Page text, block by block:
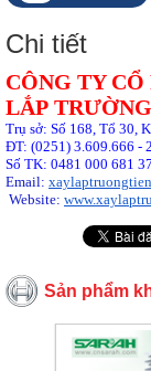
Chi tiết
CÔNG TY
LẮP
Trụ sở: Số 168, Tổ 30,
ĐT: (0251)
Số TK: 0481 000 681
Email:
Website:
Sản phẩm